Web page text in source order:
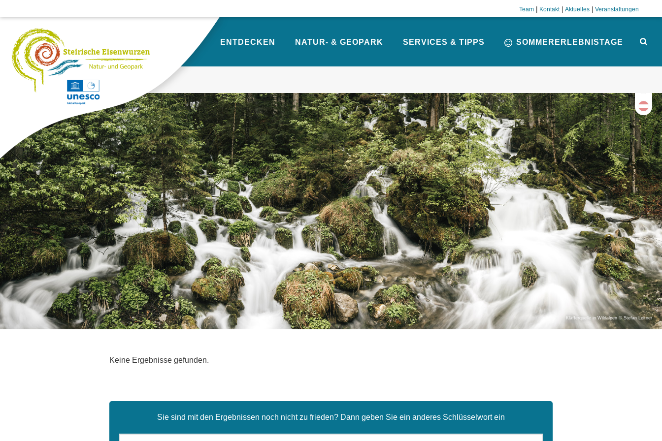
Team Kontakt| Aktuelles Veranstaltungen
HOME ENTDECKEN NATUR- & GEOPARK SERVICES & TIPPS SOMMERERLEBNISTAGE
SUCHE
Suchergebnisse für: "embed link"
Kläfferquelle in Wildalpen © Stefan Leitner
Keine Ergebnisse gefunden.
Sie sind mit den Ergebnissen noch nicht zu frieden? Dann geben Sie ein anderes Schlüsselwort ein